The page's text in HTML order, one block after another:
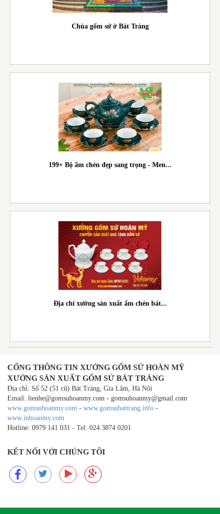
Chùa gốm sứ ở Bát Tràng
199+ Bộ ấm chén đẹp sang trọng - Men...
Địa chỉ xưởng sản xuất ấm chén bát...
CỔNG THÔNG TIN XƯỞNG GỐM SỨ HOÀN MỸ
XƯỞNG SẢN XUẤT GỐM SỨ BÁT TRÀNG
Địa chỉ: Số 52 (51 cũ) Bát Tràng, Gia Lâm, Hà Nội
Email: lienhe@gomsuhoanmy.com - gomsuhoanmy@gmail.com
www.gomsuhoanmy.com - www.gomsubattrang.info -
www.inhoanmy.com
Hotline: 0979 141 031 - Tel: 024 3874 0201
KẾT NỐI VỚI CHÚNG TÔI